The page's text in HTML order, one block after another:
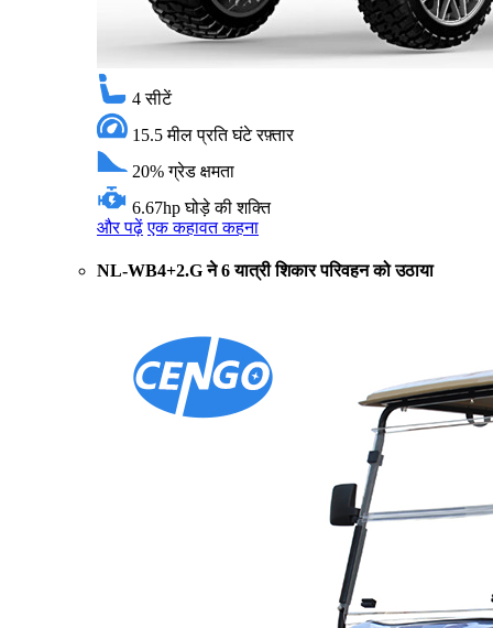
4 सीटें
15.5 मील प्रति घंटे रफ़्तार
20% ग्रेड क्षमता
6.67hp घोड़े की शक्ति
और पढ़ें एक कहावत कहना
NL-WB4+2.G ने 6 यात्री शिकार परिवहन को उठाया